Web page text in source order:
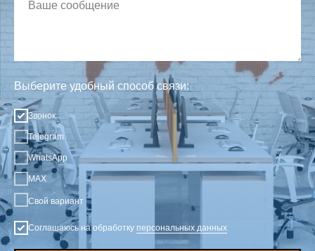
Выберите удобный способ связи:
Звонок
Telegram
WhatsApp
MAX
Свой вариант
Соглашаюсь на обработку персональных данных